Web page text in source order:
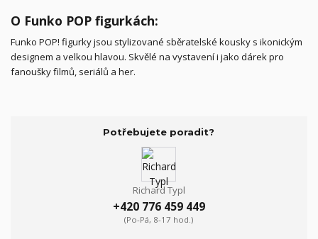
O Funko POP figurkách:
Funko POP! figurky jsou stylizované sběratelské kousky s ikonickým
designem a velkou hlavou. Skvělé na vystavení i jako dárek pro
fanoušky filmů, seriálů a her.
Potřebujete poradit?
Richard Typl
+420 776 459 449
(Po-Pá, 8-17 hod.)